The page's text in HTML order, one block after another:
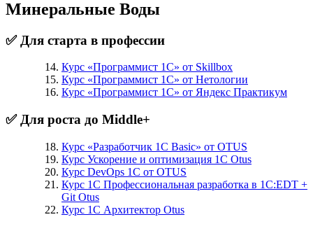
Минеральные Воды
✅ Для старта в профессии
Курс «Программист 1С» от Skillbox
Курс «Программист 1С» от Нетологии
Курс «Программист 1С» от Яндекс Практикум
✅ Для роста до Middle+
Курс «Разработчик 1С Basic» от OTUS
Курс Ускорение и оптимизация 1С Otus
Курс DevOps 1С от OTUS
Курс 1С Профессиональная разработка в 1С:EDT +
Git Otus
Курс 1С Архитектор Otus